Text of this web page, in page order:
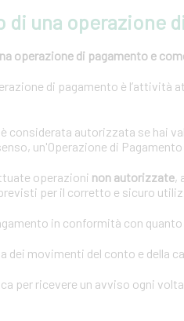
una operazione
operazione di pagamento e
di pagamento è l’attività
considerata autorizzata se hai
un'Operazione di
operazioni non autorizzate,
per il corretto e sicuro
in conformità con
movimenti del conto e della
ricevere un avviso ogni